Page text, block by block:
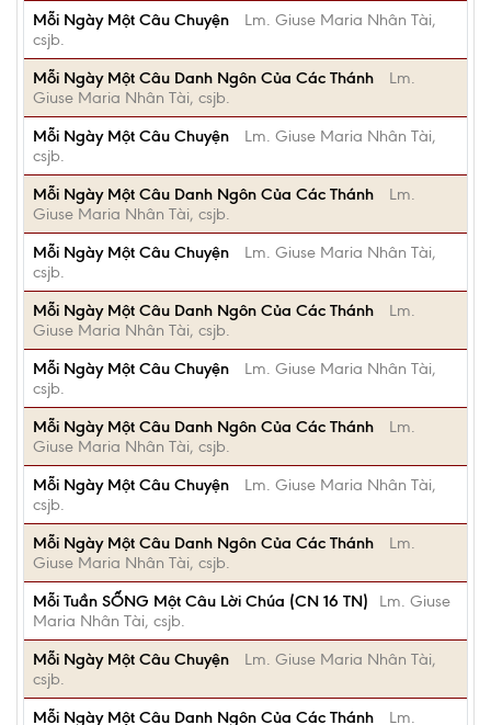
Mỗi Ngày Một Câu Chuyện
Lm. Giuse Maria Nhân Tài,
csjb.
Mỗi Ngày Một Câu Danh Ngôn Của Các Thánh
Lm.
Giuse Maria Nhân Tài, csjb.
Mỗi Ngày Một Câu Chuyện
Lm. Giuse Maria Nhân Tài,
csjb.
Mỗi Ngày Một Câu Danh Ngôn Của Các Thánh
Lm.
Giuse Maria Nhân Tài, csjb.
Mỗi Ngày Một Câu Chuyện
Lm. Giuse Maria Nhân Tài,
csjb.
Mỗi Ngày Một Câu Danh Ngôn Của Các Thánh
Lm.
Giuse Maria Nhân Tài, csjb.
Mỗi Ngày Một Câu Chuyện
Lm. Giuse Maria Nhân Tài,
csjb.
Mỗi Ngày Một Câu Danh Ngôn Của Các Thánh
Lm.
Giuse Maria Nhân Tài, csjb.
Mỗi Ngày Một Câu Chuyện
Lm. Giuse Maria Nhân Tài,
csjb.
Mỗi Ngày Một Câu Danh Ngôn Của Các Thánh
Lm.
Giuse Maria Nhân Tài, csjb.
Mỗi Tuần SỐNG Một Câu Lời Chúa (CN 16 TN)
Lm. Giuse
Maria Nhân Tài, csjb.
Mỗi Ngày Một Câu Chuyện
Lm. Giuse Maria Nhân Tài,
csjb.
Mỗi Ngày Một Câu Danh Ngôn Của Các Thánh
Lm.